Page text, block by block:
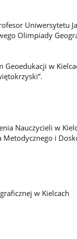
Uniwersytetu
Olimpiady
w
Nauczycieli w
i
w Kielcach